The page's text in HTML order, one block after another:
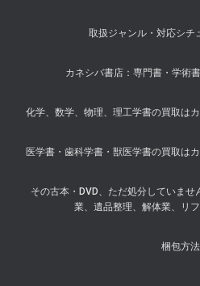
取扱ジャンル・対応シチ
カネシバ書店：専門書・学術
化学、数学、物理、理工学書の買取は
医学書・歯科学書・獣医学書の買取は
その古本・DVD、ただ処分していま
業、遺品整理、解体業、リ
梱包方法